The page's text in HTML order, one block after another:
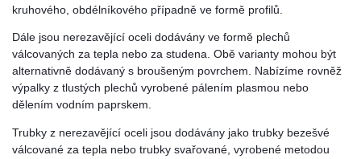
kruhového, obdélníkového případně ve formě profilů.
Dále jsou nerezavějící oceli dodávány ve formě plechů
válcovaných za tepla nebo za studena. Obě varianty mohou být
alternativně dodávaný s broušeným povrchem. Nabízíme rovněž
výpalky z tlustých plechů vyrobené pálením plasmou nebo
dělením vodním paprskem.
Trubky z nerezavějící oceli jsou dodávány jako trubky bezešvé
válcované za tepla nebo trubky svařované, vyrobené metodou